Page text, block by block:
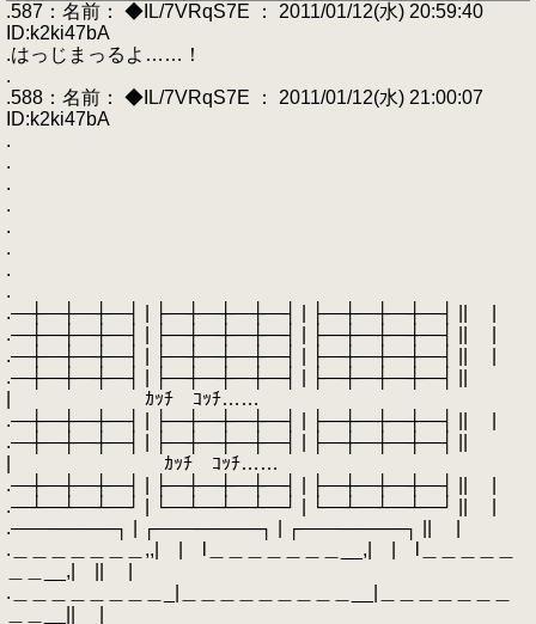
.587：名前： ◆IL/7VRqS7E ： 2011/01/12(水) 20:59:40
ID:k2ki47bA
.はっじまっるよ……！
.
.588：名前： ◆IL/7VRqS7E ： 2011/01/12(水) 21:00:07
ID:k2ki47bA
.
.
.
.
.
.
.
.
.―┼―┼―┼―┤ | ├―┼―┼―┼―┤ | ├―┼―┼―┼―┤ || |
.―┼―┼―┼―┤ | ├―┼―┼―┼―┤ | ├―┼―┼―┼―┤ || |
.―┼―┼―┼―┤ | ├―┼―┼―┼―┤ | ├―┼―┼―┼―┤ || |
.―┼―┼―┼―┤ | ├―┼―┼―┼―┤ | ├―┼―┼―┼―┤ ||
| ｶｯﾁ ｺｯﾁ……
.―┼―┼―┼―┤ | ├―┼―┼―┼―┤ | ├―┼―┼―┼―┤ || |
.―┼―┼―┼―┤ | ├―┼―┼―┼―┤ | ├―┼―┼―┼―┤ ||
| ｶｯﾁ ｺｯﾁ……
.―┼―┼―┼―┤ | ├―┼―┼―┼―┤ | ├―┼―┼―┼―┤ || |
.―┴―┴―┴―┘ | └―┴―┴―┴―┘ | └―┴―┴―┴―┘ || |
.――─────┐ | ┌――─────┐ | ┌――─────┐ || |
.＿＿＿＿＿＿＿,,| | l＿＿＿＿＿＿＿__,| | l＿＿＿＿＿
＿＿__,| || |
.＿＿＿＿＿＿＿＿_|＿＿＿＿＿＿＿＿＿__|＿＿＿＿＿＿＿